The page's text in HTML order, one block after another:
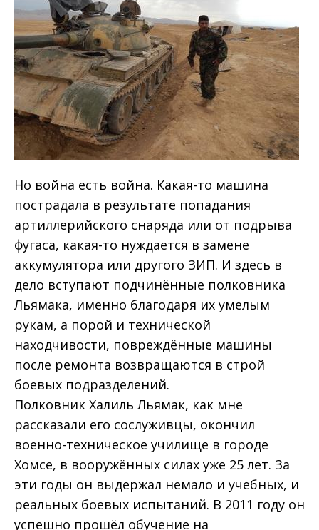
Но война есть война. Какая-то машина
пострадала в результате попадания
артиллерийского снаряда или от подрыва
фугаса, какая-то нуждается в замене
аккумулятора или другого ЗИП. И здесь в
дело вступают подчинённые полковника
Льямака, именно благодаря их умелым
рукам, а порой и технической
находчивости, повреждённые машины
после ремонта возвращаются в строй
боевых подразделений.
Полковник Халиль Льямак, как мне
рассказали его сослуживцы, окончил
военно-техническое училище в городе
Хомсе, в вооружённых силах уже 25 лет. За
эти годы он выдержал немало и учебных, и
реальных боевых испытаний. В 2011 году он
успешно прошёл обучение на